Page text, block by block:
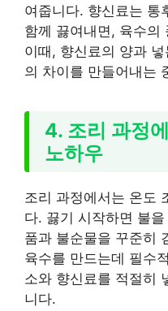
여줍니다. 향신료는 통
함께 끓여내면, 육수의
이때, 향신료의 양과
의 차이를 만들어내는
4. 조리 과정
노하우
조리 과정에서는 온도
다. 끓기 시작하면 불
품과 불순물을 꾸준히
육수를 만드는데 필수
소와 향신료를 적절히
니다.